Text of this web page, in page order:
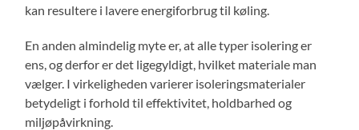
kan resultere i lavere energiforbrug til køling.
En anden almindelig myte er, at alle typer isolering er
ens, og derfor er det ligegyldigt, hvilket materiale man
vælger. I virkeligheden varierer isoleringsmaterialer
betydeligt i forhold til effektivitet, holdbarhed og
miljøpåvirkning.